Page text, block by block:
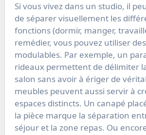
Si vous vivez dans un studio, il
de séparer visuellement les
fonctions (dormir, manger,
remédier, vous pouvez utiliser
modulables. Par exemple, un
rideaux permettent de délimiter
salon sans avoir à ériger de
meubles peuvent aussi servir à
espaces distincts. Un canapé
la pièce marque la séparation
séjour et la zone repas. Ou